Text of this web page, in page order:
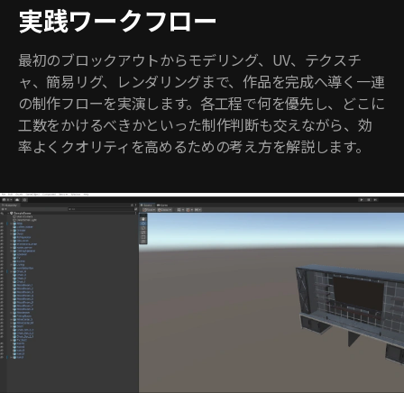
実践ワークフロー
最初のブロックアウトからモデリング、UV、テクスチ
ャ、簡易リグ、レンダリングまで、作品を完成へ導く一連
の制作フローを実演します。各工程で何を優先し、どこに
工数をかけるべきかといった制作判断も交えながら、効
率よくクオリティを高めるための考え方を解説します。